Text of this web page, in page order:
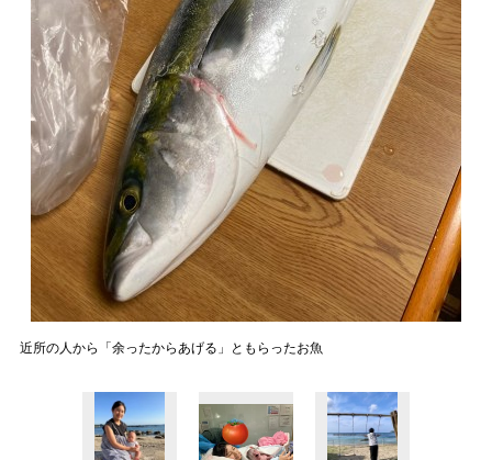
近所の人から「余ったからあげる」ともらったお魚